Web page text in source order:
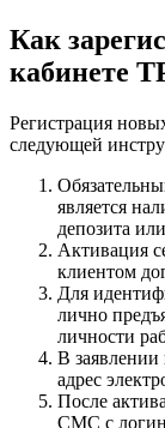
Как
кабинете
Регистрация
следующей
является
депозита
Активация
клиентом
Для
лично
личности
В заявлении
адрес
После
СМС с